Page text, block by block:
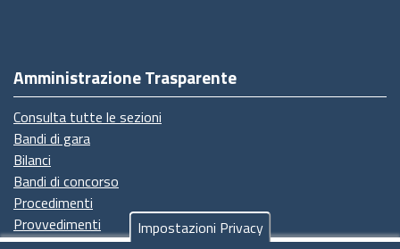
Amministrazione Trasparente
Consulta tutte le sezioni
Bandi di gara
Bilanci
Bandi di concorso
Procedimenti
Provvedimenti
Impostazioni Privacy